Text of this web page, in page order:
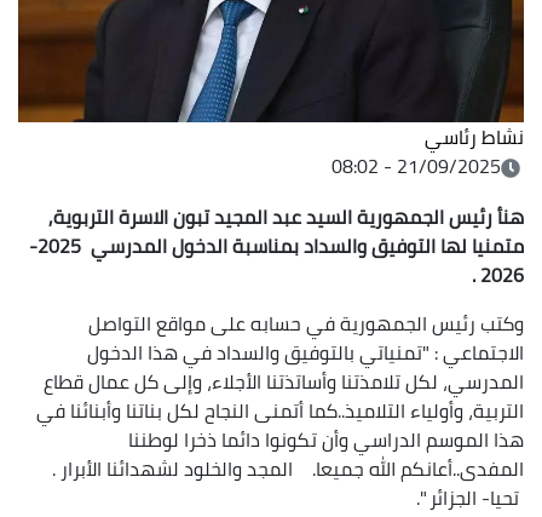
نشاط رئاسي
21/09/2025 - 08:02
هنأ رئيس الجمهورية السيد عبد المجيد تبون الاسرة التربوية,
متمنيا لها التوفيق والسداد بمناسبة الدخول المدرسي 2025-
2026 .
وكتب رئيس الجمهورية في حسابه على مواقع التواصل
الاجتماعي : "تمنياتي بالتوفيق والسداد في هذا الدخول
المدرسي، لكل تلامذتنا وأساتذتنا الأجلاء، وإلى كل عمال قطاع
التربية، وأولياء التلاميذ..كما أتمنى النجاح لكل بناتنا وأبنائنا في
هذا الموسم الدراسي وأن تكونوا دائما ذخرا لوطننا
المفدى..أعانكم الله جميعا. المجد والخلود لشهدائنا الأبرار .
تحيا- الجزائر ".